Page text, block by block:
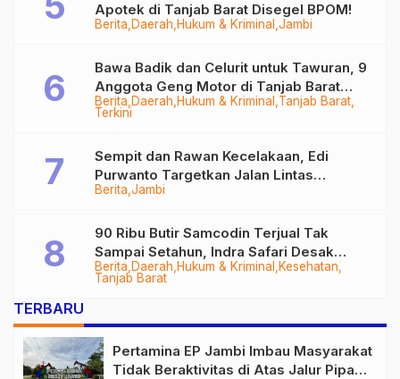
Berita Daerah Hukum & Kriminal Jambi
Apotek di Tanjab Barat Disegel BPOM!
Berita Daerah Hukum & Kriminal Tanjab Barat
Terkini
Bawa Badik dan Celurit untuk Tawuran, 9
Anggota Geng Motor di Tanjab Barat
Diringkus
Berita Jambi
Sempit dan Rawan Kecelakaan, Edi
Purwanto Targetkan Jalan Lintas
Tungkal-Jambi Mulus di 2028
Berita Daerah Hukum & Kriminal
Kesehatan
Tanjab Barat
90 Ribu Butir Samcodin Terjual Tak
Sampai Setahun, Indra Safari Desak
Audit Menyeluruh
TERBARU
Pertamina EP Jambi Imbau Masyarakat
Tidak Beraktivitas di Atas Jalur Pipa